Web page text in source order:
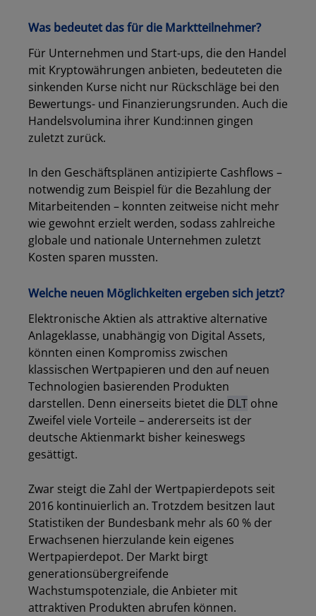
Was bedeutet das für die Marktteilnehmer?
Für Unternehmen und Start-ups, die den Handel
mit Kryptowährungen anbieten, bedeuteten die
sinkenden Kurse nicht nur Rückschläge bei den
Bewertungs- und Finanzierungsrunden. Auch die
Handelsvolumina ihrer Kund:innen gingen
zuletzt zurück.
In den Geschäftsplänen antizipierte Cashflows –
notwendig zum Beispiel für die Bezahlung der
Mitarbeitenden – konnten zeitweise nicht mehr
wie gewohnt erzielt werden, sodass zahlreiche
globale und nationale Unternehmen zuletzt
Kosten sparen mussten.
Welche neuen Möglichkeiten ergeben sich jetzt?
Elektronische Aktien als attraktive alternative
Anlageklasse, unabhängig von Digital Assets,
könnten einen Kompromiss zwischen
klassischen Wertpapieren und den auf neuen
Technologien basierenden Produkten
darstellen. Denn einerseits bietet die DLT ohne
Zweifel viele Vorteile – andererseits ist der
deutsche Aktienmarkt bisher keineswegs
gesättigt.
Zwar steigt die Zahl der Wertpapierdepots seit
2016 kontinuierlich an. Trotzdem besitzen laut
Statistiken der Bundesbank mehr als 60 % der
Erwachsenen hierzulande kein eigenes
Wertpapierdepot. Der Markt birgt
generationsübergreifende
Wachstumspotenziale, die Anbieter mit
attraktiven Produkten abrufen können.